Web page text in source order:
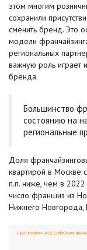
этом многим
сохранили
сменить бренд. Это
модели
региональных
важную роль играет
бренда.
Большинство
состоянию на
региональные
Доля
квартирой в Москве
п.п. ниже, чем в 2022
число франшиз из
Нижнего Новгорода,